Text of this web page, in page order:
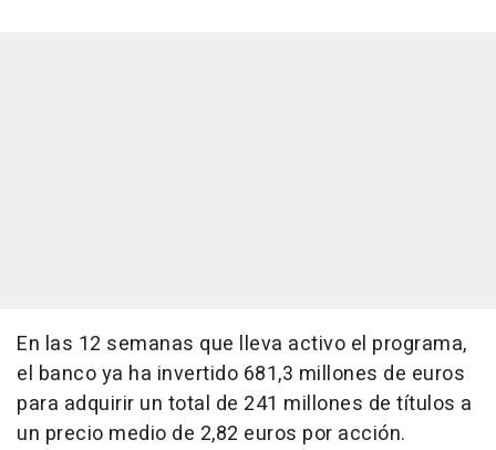
En las 12 semanas que lleva activo el programa,
el banco ya ha invertido 681,3 millones de euros
para adquirir un total de 241 millones de títulos a
un precio medio de 2,82 euros por acción.